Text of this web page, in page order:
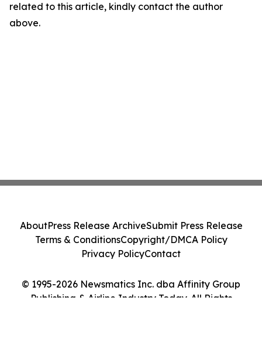
related to this article, kindly contact the author
above.
© 1995-2026 Newsmatics Inc. dba Affinity Group
Publishing & Airline Industry Today. All Rights
AboutPress Release ArchiveSubmit Press Release
Terms & ConditionsCopyright/DMCA Policy
Privacy PolicyContact